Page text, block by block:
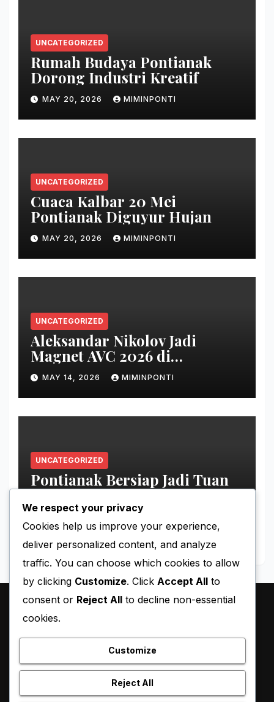
UNCATEGORIZED
Rumah Budaya Pontianak
Dorong Industri Kreatif
MAY 20, 2026 MIMINPONTI
UNCATEGORIZED
Cuaca Kalbar 20 Mei
Pontianak Diguyur Hujan
MAY 20, 2026 MIMINPONTI
UNCATEGORIZED
Aleksandar Nikolov Jadi
Magnet AVC 2026 di
Pontianak
MAY 14, 2026 MIMINPONTI
UNCATEGORIZED
Pontianak Bersiap Jadi Tuan
Rumah Ajang Voli Asia
We respect your privacy
Cookies help us improve your experience,
deliver personalized content, and analyze
traffic. You can choose which cookies to allow
by clicking Customize. Click Accept All to
consent or Reject All to decline non-essential
cookies.
Customize
Reject All